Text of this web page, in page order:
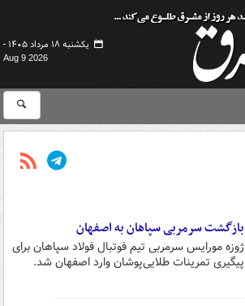
یکشنبه ۱۸ مرداد ۱۴۰۵ -
Aug 9 2026
بازگشت سرمربی سپاهان به اصفهان
ژوزه مورایس سرمربی تیم فوتبال فولاد سپاهان برای
پیگیری تمرینات طلایی‌پوشان وارد اصفهان شد.